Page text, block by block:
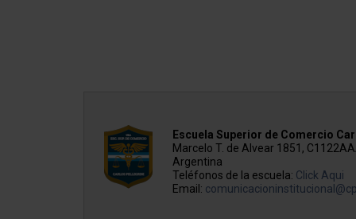
Escuela Superior de Comercio
Marcelo T. de Alvear 1851,
Argentina
Teléfonos de la escuela: Click Aqui
Email: